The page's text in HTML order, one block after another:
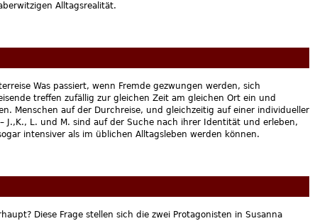
Alltagsrealität.
Was passiert, wenn Fremde gezwungen werden, sich
treffen zufällig zur gleichen Zeit am gleichen Ort ein und
Menschen auf der Durchreise, und gleichzeitig auf einer individueller
J.,K., L. und M. sind auf der Suche nach ihrer Identität und erleben,
intensiver als im üblichen Alltagsleben werden können.
Diese Frage stellen sich die zwei Protagonisten in Susanna